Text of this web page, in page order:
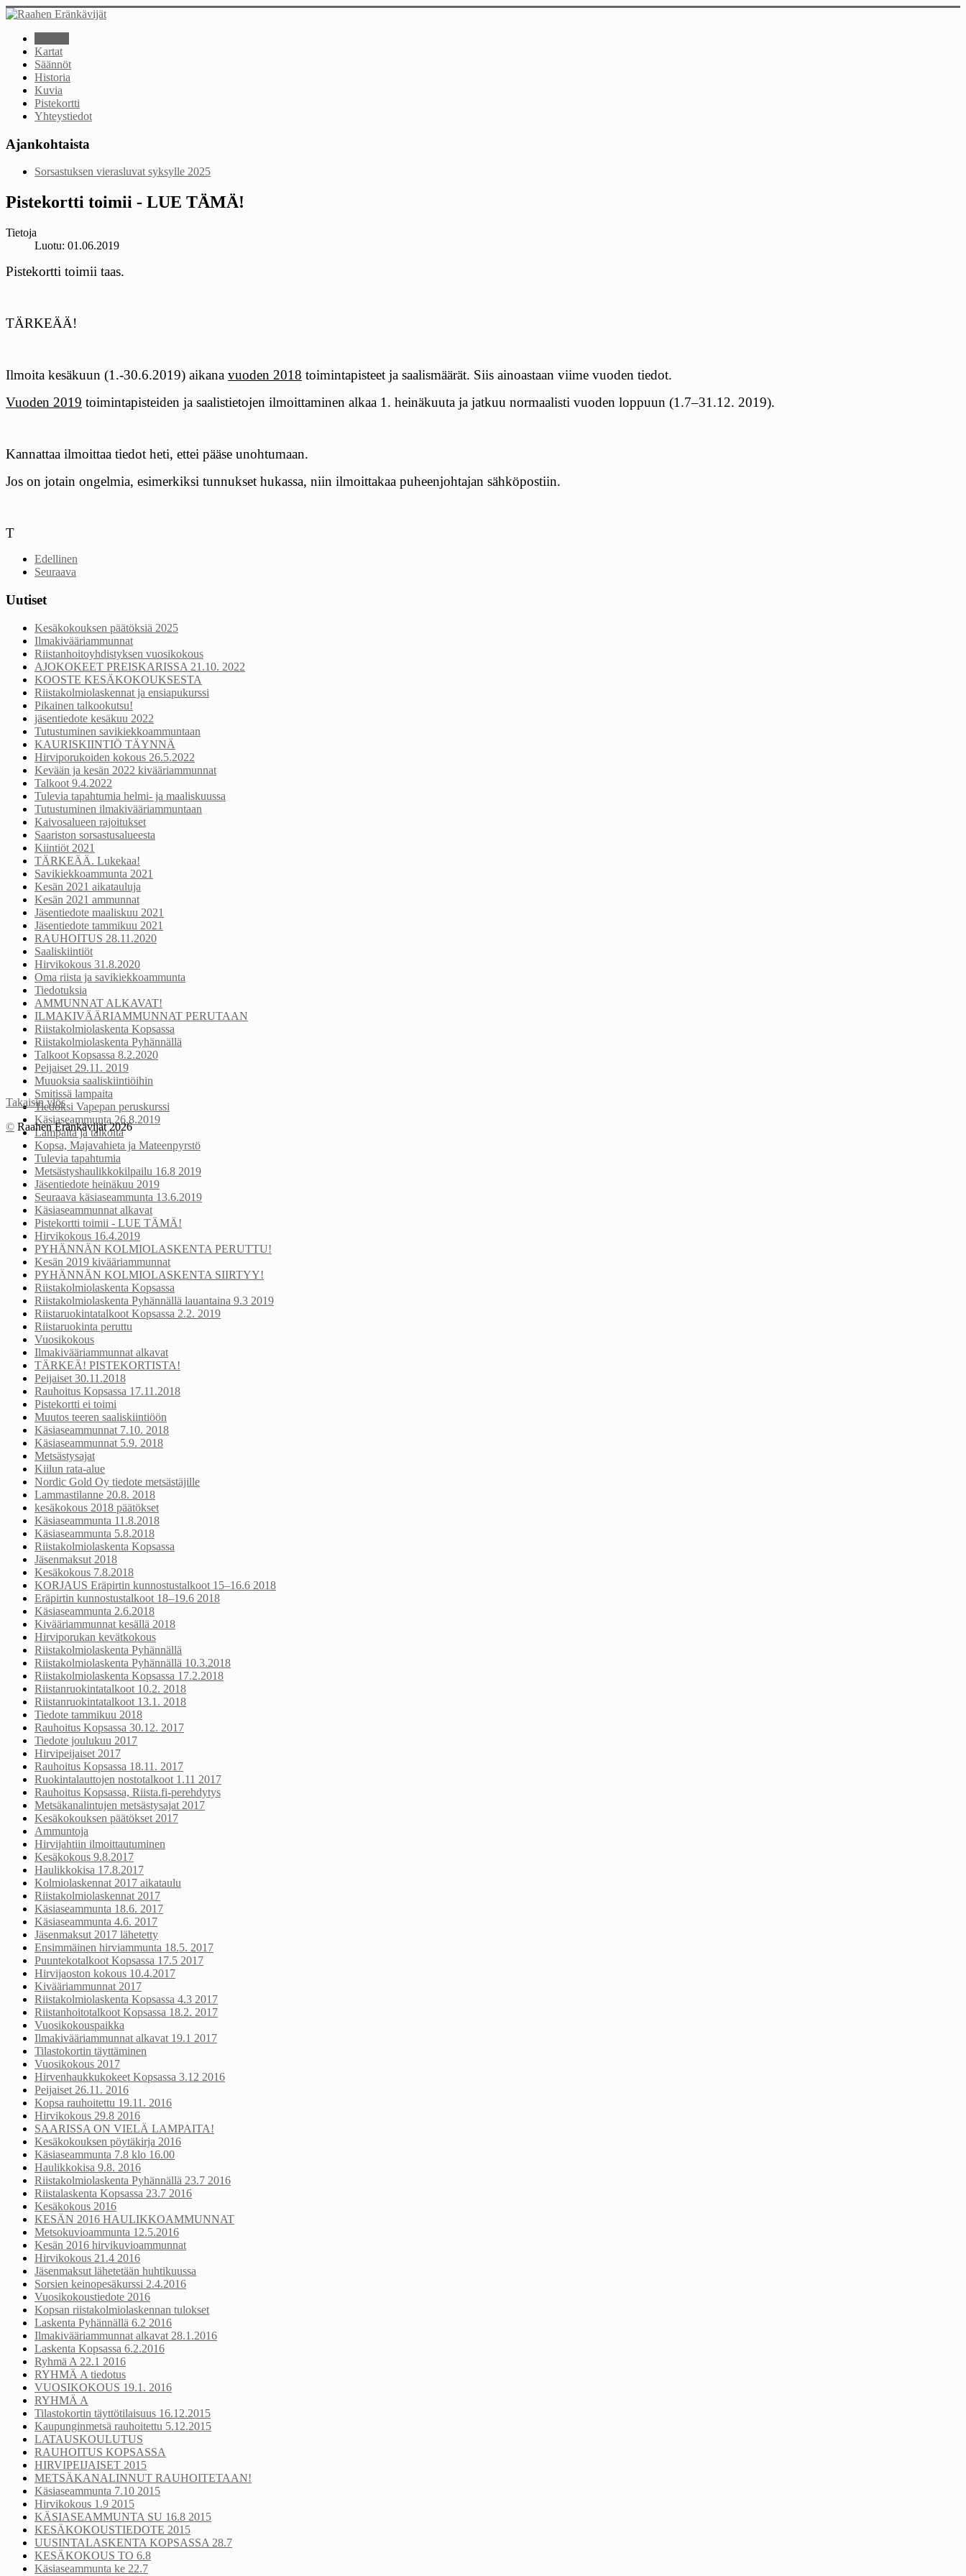
Kartat
Säännöt
Historia
Kuvia
Pistekortti
Yhteystiedot
Ajankohtaista
Sorsastuksen vierasluvat syksylle 2025
Pistekortti toimii - LUE TÄMÄ!
Tietoja
Luotu: 01.06.2019
Pistekortti toimii taas.
TÄRKEÄÄ!
Ilmoita kesäkuun (1.-30.6.2019) aikana vuoden 2018 toimintapisteet ja saalismäärät. Siis ainoastaan viime vuoden tiedot.
Vuoden 2019 toimintapisteiden ja saalistietojen ilmoittaminen alkaa 1. heinäkuuta ja jatkuu normaalisti vuoden loppuun (1.7–31.12. 2019).
Kannattaa ilmoittaa tiedot heti, ettei pääse unohtumaan.
Jos on jotain ongelmia, esimerkiksi tunnukset hukassa, niin ilmoittakaa puheenjohtajan sähköpostiin.
T
Edellinen
Seuraava
Uutiset
Kesäkokouksen päätöksiä 2025
Ilmakivääriammunnat
Riistanhoitoyhdistyksen vuosikokous
AJOKOKEET PREISKARISSA 21.10. 2022
KOOSTE KESÄKOKOUKSESTA
Riistakolmiolaskennat ja ensiapukurssi
Pikainen talkookutsu!
jäsentiedote kesäkuu 2022
Tutustuminen savikiekkoammuntaan
KAURISKIINTIÖ TÄYNNÄ
Hirviporukoiden kokous 26.5.2022
Kevään ja kesän 2022 kivääriammunnat
Talkoot 9.4.2022
Tulevia tapahtumia helmi- ja maaliskuussa
Tutustuminen ilmakivääriammuntaan
Kaivosalueen rajoitukset
Saariston sorsastusalueesta
Kiintiöt 2021
TÄRKEÄÄ. Lukekaa!
Savikiekkoammunta 2021
Kesän 2021 aikatauluja
Kesän 2021 ammunnat
Jäsentiedote maaliskuu 2021
Jäsentiedote tammikuu 2021
RAUHOITUS 28.11.2020
Saaliskiintiöt
Hirvikokous 31.8.2020
Oma riista ja savikiekkoammunta
Tiedotuksia
AMMUNNAT ALKAVAT!
ILMAKIVÄÄRIAMMUNNAT PERUTAAN
Riistakolmiolaskenta Kopsassa
Riistakolmiolaskenta Pyhännällä
Talkoot Kopsassa 8.2.2020
Peijaiset 29.11. 2019
Muuoksia saaliskiintiöihin
Smitissä lampaita
Tiedoksi Vapepan peruskurssi
Käsiaseammunta 26.8.2019
Lampaita ja talkoita
Kopsa, Majavahieta ja Mateenpyrstö
Tulevia tapahtumia
Metsästyshaulikkokilpailu 16.8 2019
Jäsentiedote heinäkuu 2019
Seuraava käsiaseammunta 13.6.2019
Käsiaseammunnat alkavat
Pistekortti toimii - LUE TÄMÄ!
Hirvikokous 16.4.2019
PYHÄNNÄN KOLMIOLASKENTA PERUTTU!
Kesän 2019 kivääriammunnat
PYHÄNNÄN KOLMIOLASKENTA SIIRTYY!
Riistakolmiolaskenta Kopsassa
Riistakolmiolaskenta Pyhännällä lauantaina 9.3 2019
Riistaruokintatalkoot Kopsassa 2.2. 2019
Riistaruokinta peruttu
Vuosikokous
Ilmakivääriammunnat alkavat
TÄRKEÄ! PISTEKORTISTA!
Peijaiset 30.11.2018
Rauhoitus Kopsassa 17.11.2018
Pistekortti ei toimi
Muutos teeren saaliskiintiöön
Käsiaseammunnat 7.10. 2018
Käsiaseammunnat 5.9. 2018
Metsästysajat
Kiilun rata-alue
Nordic Gold Oy tiedote metsästäjille
Lammastilanne 20.8. 2018
kesäkokous 2018 päätökset
Käsiaseammunta 11.8.2018
Käsiaseammunta 5.8.2018
Riistakolmiolaskenta Kopsassa
Jäsenmaksut 2018
Kesäkokous 7.8.2018
KORJAUS Eräpirtin kunnostustalkoot 15–16.6 2018
Eräpirtin kunnostustalkoot 18–19.6 2018
Käsiaseammunta 2.6.2018
Kivääriammunnat kesällä 2018
Hirviporukan kevätkokous
Riistakolmiolaskenta Pyhännällä
Riistakolmiolaskenta Pyhännällä 10.3.2018
Riistakolmiolaskenta Kopsassa 17.2.2018
Riistanruokintatalkoot 10.2. 2018
Riistanruokintatalkoot 13.1. 2018
Tiedote tammikuu 2018
Rauhoitus Kopsassa 30.12. 2017
Tiedote joulukuu 2017
Hirvipeijaiset 2017
Rauhoitus Kopsassa 18.11. 2017
Ruokintalauttojen nostotalkoot 1.11 2017
Rauhoitus Kopsassa, Riista.fi-perehdytys
Metsäkanalintujen metsästysajat 2017
Kesäkokouksen päätökset 2017
Ammuntoja
Hirvijahtiin ilmoittautuminen
Kesäkokous 9.8.2017
Haulikkokisa 17.8.2017
Kolmiolaskennat 2017 aikataulu
Riistakolmiolaskennat 2017
Käsiaseammunta 18.6. 2017
Käsiaseammunta 4.6. 2017
Jäsenmaksut 2017 lähetetty
Ensimmäinen hirviammunta 18.5. 2017
Puuntekotalkoot Kopsassa 17.5 2017
Hirvijaoston kokous 10.4.2017
Kivääriammunnat 2017
Riistakolmiolaskenta Kopsassa 4.3 2017
Riistanhoitotalkoot Kopsassa 18.2. 2017
Vuosikokouspaikka
Ilmakivääriammunnat alkavat 19.1 2017
Tilastokortin täyttäminen
Vuosikokous 2017
Hirvenhaukkukokeet Kopsassa 3.12 2016
Peijaiset 26.11. 2016
Kopsa rauhoitettu 19.11. 2016
Hirvikokous 29.8 2016
SAARISSA ON VIELÄ LAMPAITA!
Kesäkokouksen pöytäkirja 2016
Käsiaseammunta 7.8 klo 16.00
Haulikkokisa 9.8. 2016
Riistakolmiolaskenta Pyhännällä 23.7 2016
Riistalaskenta Kopsassa 23.7 2016
Kesäkokous 2016
KESÄN 2016 HAULIKKOAMMUNNAT
Metsokuvioammunta 12.5.2016
Kesän 2016 hirvikuvioammunnat
Hirvikokous 21.4 2016
Jäsenmaksut lähetetään huhtikuussa
Sorsien keinopesäkurssi 2.4.2016
Vuosikokoustiedote 2016
Kopsan riistakolmiolaskennan tulokset
Laskenta Pyhännällä 6.2 2016
Ilmakivääriammunnat alkavat 28.1.2016
Laskenta Kopsassa 6.2.2016
Ryhmä A 22.1 2016
RYHMÄ A tiedotus
VUOSIKOKOUS 19.1. 2016
RYHMÄ A
Tilastokortin täyttötilaisuus 16.12.2015
Kaupunginmetsä rauhoitettu 5.12.2015
LATAUSKOULUTUS
RAUHOITUS KOPSASSA
HIRVIPEIJAISET 2015
METSÄKANALINNUT RAUHOITETAAN!
Käsiaseammunta 7.10 2015
Hirvikokous 1.9 2015
KÄSIASEAMMUNTA SU 16.8 2015
KESÄKOKOUSTIEDOTE 2015
UUSINTALASKENTA KOPSASSA 28.7
KESÄKOKOUS TO 6.8
Käsiaseammunta ke 22.7
Takaisin ylös
© Raahen Eränkävijät 2026